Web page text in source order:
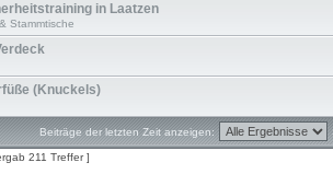
in Laatzen
Stammtische
(Knuckels)
Beiträge der letzten Zeit anzeigen:
211 Treffer ]